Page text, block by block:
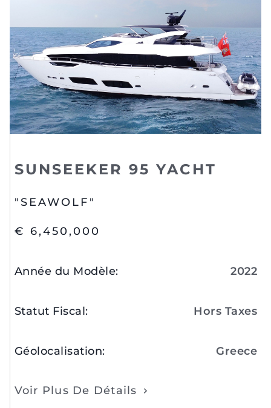
SUNSEEKER 95 YACHT
"SEAWOLF"
€ 6,450,000
Année du Modèle: 2022
Statut Fiscal: Hors Taxes
Géolocalisation: Greece
Voir Plus De Détails